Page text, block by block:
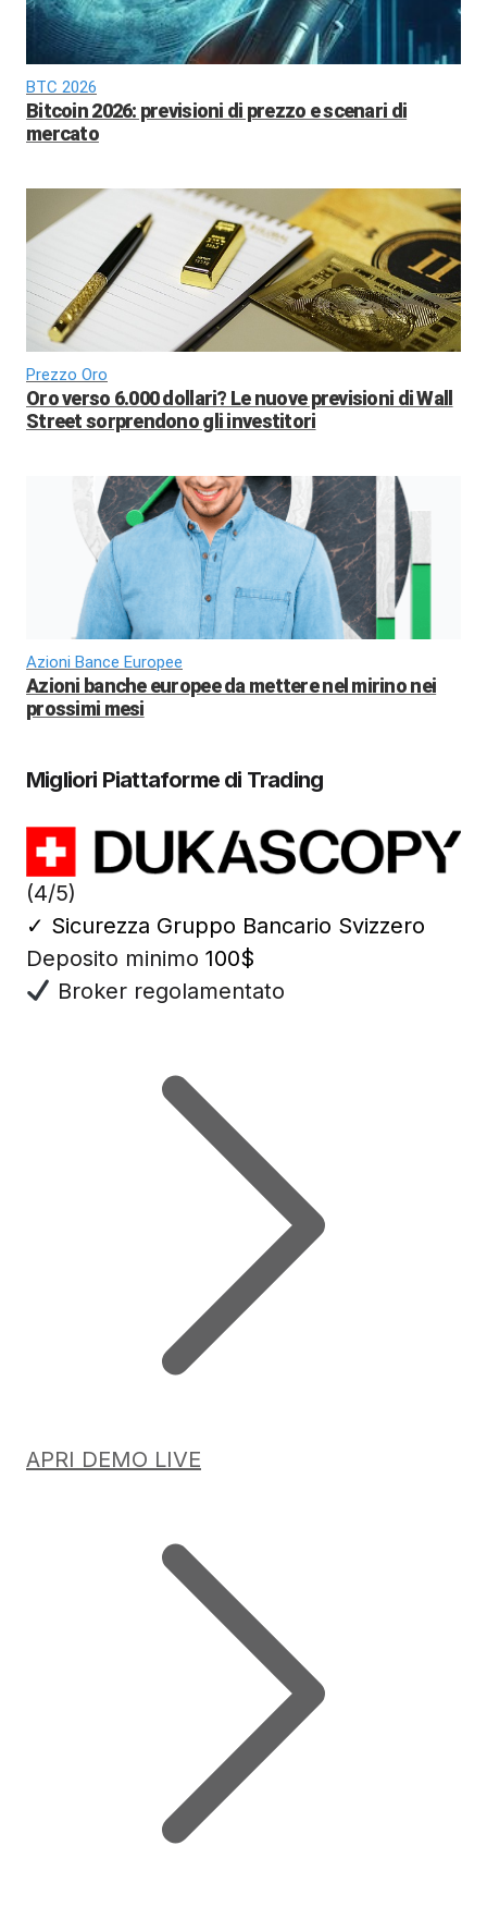
BTC 2026
Bitcoin 2026: previsioni di prezzo e scenari di
mercato
Prezzo Oro
Oro verso 6.000 dollari? Le nuove previsioni di Wall
Street sorprendono gli investitori
Azioni Bance Europee
Azioni banche europee da mettere nel mirino nei
prossimi mesi
Migliori Piattaforme di Trading
(4/5)
✓ Sicurezza Gruppo Bancario Svizzero
Deposito minimo 100$
Broker regolamentato
APRI DEMO LIVE